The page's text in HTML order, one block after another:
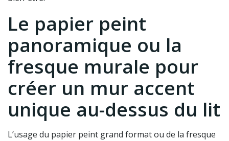
Le papier peint
panoramique ou la
fresque murale pour
créer un mur accent
unique au-dessus du lit
L’usage du papier peint grand format ou de la fresque